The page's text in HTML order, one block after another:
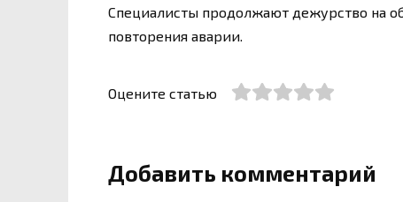
Специалисты продолжают дежурство на
повторения аварии.
Оцените статью
Добавить комментарий